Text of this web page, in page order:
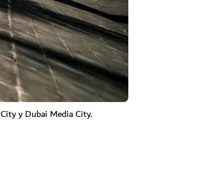
y Dubai Media City.